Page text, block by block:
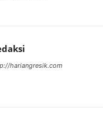
hariangresik.com